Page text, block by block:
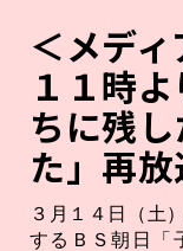
ゴ
リ
ー
＜メディ
１１時
ちに残
た」再放
３月１４日（土
するＢＳ朝日「